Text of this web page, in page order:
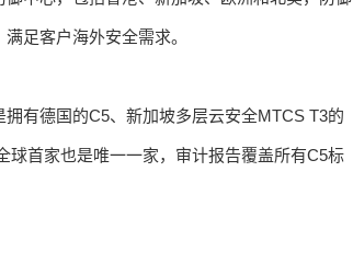
足客户海外安全需求。
有德国的C5、新加坡多层云安全MTCS T3的
首家也是唯一一家，审计报告覆盖所有C5标